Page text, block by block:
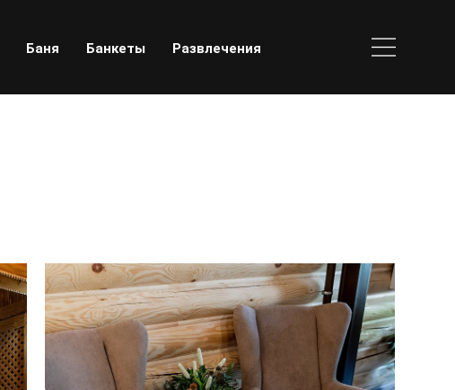
Баня Банкеты Развлечения